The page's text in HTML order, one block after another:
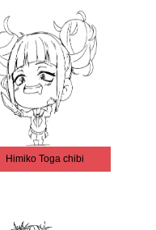
Himiko Toga chibi